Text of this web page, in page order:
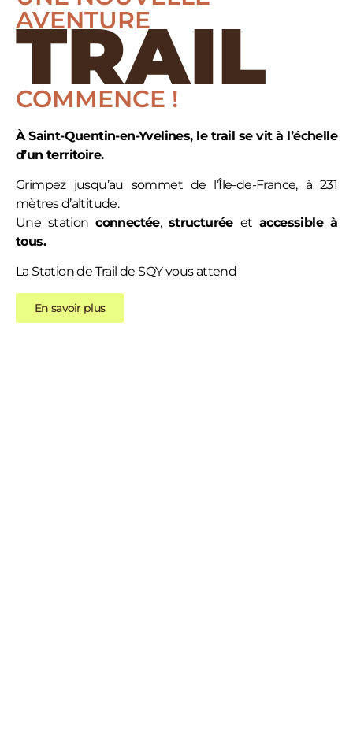
AVENTURE
TRAIL
COMMENCE !
À Saint-Quentin-en-Yvelines, le trail se vit à l’échelle
d’un territoire.
Grimpez jusqu’au sommet de l’Île-de-France, à 231
mètres d’altitude.
Une stationconnectée, structuréeet accessible à
tous.
La Station de Trail de SQY vous attend
En savoir plus